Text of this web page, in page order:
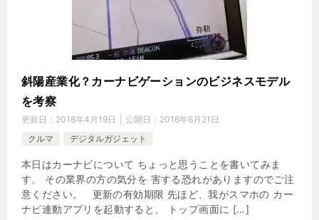
斜陽産業化？カーナビゲーションのビジネスモデル
を考察
更新日： 2018年4月19日 公開日： 2016年6月21日
クルマ
デジタルガジェット
本日はカーナビについて ちょっと思うことを書いてみま
す。 その業界の方の気分を 害する恐れがありますのでご注
意ください。 更新の有効期限 先ほど、我がスマホの カー
ナビ連動アプリを起動すると、 トップ画面に […]